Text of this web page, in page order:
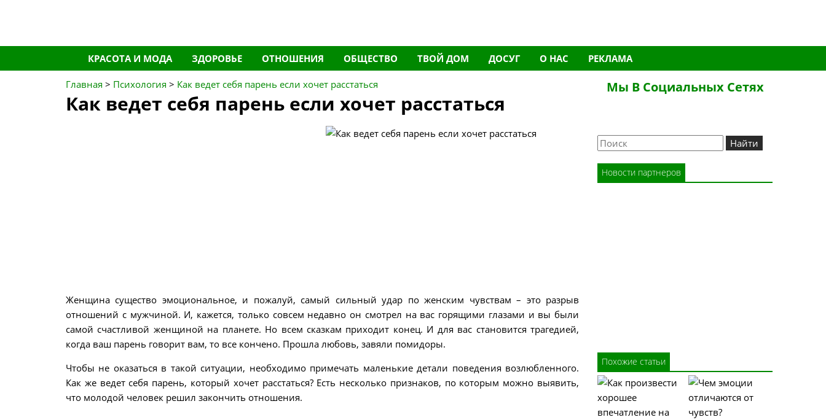
Перейти
к
содержимому
КРАСОТА И МОДА ЗДОРОВЬЕ ОТНОШЕНИЯ ОБЩЕСТВО ТВОЙ ДОМ ДОСУГ О НАС РЕКЛАМА
Главная > Психология > Как ведет себя парень если хочет расстаться
Как ведет себя парень если хочет расстаться
Женщина существо эмоциональное, и пожалуй, самый сильный удар по женским чувствам – это разрыв
отношений с мужчиной. И, кажется, только совсем недавно он смотрел на вас горящими глазами и вы были
самой счастливой женщиной на планете. Но всем сказкам приходит конец. И для вас становится трагедией,
когда ваш парень говорит вам, то все кончено. Прошла любовь, завяли помидоры.
Чтобы не оказаться в такой ситуации, необходимо примечать маленькие детали поведения возлюбленного.
Как же ведет себя парень, который хочет расстаться? Есть несколько признаков, по которым можно выявить,
что молодой человек решил закончить отношения.
Мы В Социальных Сетях
Новости партнеров
Похожие статьи